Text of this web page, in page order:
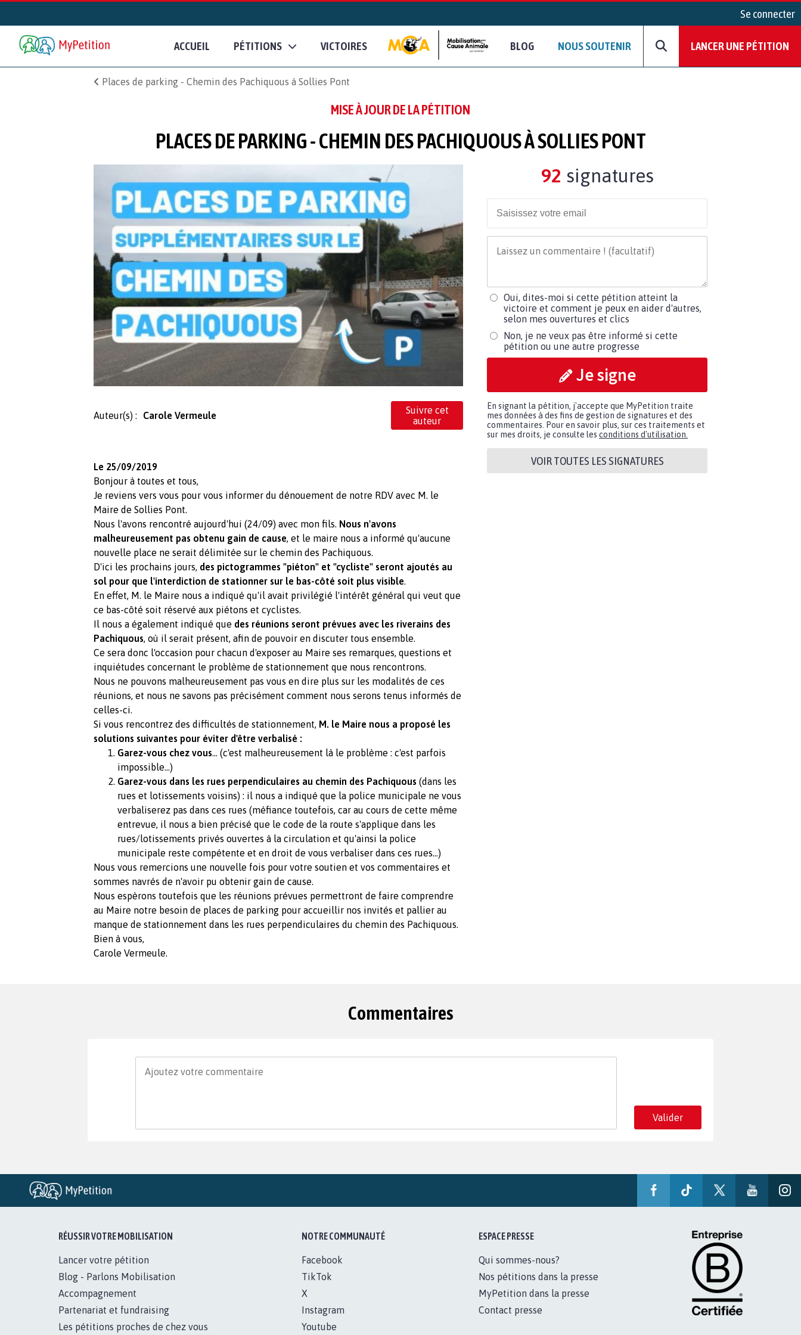
Se connecter
ACCUEIL PÉTITIONS VICTOIRES BLOG NOUS SOUTENIR LANCER UNE PÉTITION
Places de parking - Chemin des Pachiquous à Sollies Pont
MISE À JOUR DE LA PÉTITION
PLACES DE PARKING - CHEMIN DES PACHIQUOUS À SOLLIES PONT
Auteur(s) : Carole Vermeule
Suivre cet
auteur
Le 25/09/2019
Bonjour à toutes et tous,
Je reviens vers vous pour vous informer du dénouement de notre RDV avec M. le
Maire de Sollies Pont.
Nous l'avons rencontré aujourd'hui (24/09) avec mon fils. Nous n'avons
malheureusement pas obtenu gain de cause, et le maire nous a informé qu'aucune
nouvelle place ne serait délimitée sur le chemin des Pachiquous.
D'ici les prochains jours, des pictogrammes "piéton" et "cycliste" seront ajoutés au
sol pour que l'interdiction de stationner sur le bas-côté soit plus visible.
En effet, M. le Maire nous a indiqué qu'il avait privilégié l'intérêt général qui veut que
ce bas-côté soit réservé aux piétons et cyclistes.
Il nous a également indiqué que des réunions seront prévues avec les riverains des
Pachiquous, où il serait présent, afin de pouvoir en discuter tous ensemble.
Ce sera donc l'occasion pour chacun d'exposer au Maire ses remarques, questions et
inquiétudes concernant le problème de stationnement que nous rencontrons.
Nous ne pouvons malheureusement pas vous en dire plus sur les modalités de ces
réunions, et nous ne savons pas précisément comment nous serons tenus informés de
celles-ci.
Si vous rencontrez des difficultés de stationnement, M. le Maire nous a proposé les
solutions suivantes pour éviter d'être verbalisé :
Garez-vous chez vous... (c'est malheureusement là le problème : c'est parfois
impossible...)
Garez-vous dans les rues perpendiculaires au chemin des Pachiquous (dans les
rues et lotissements voisins) : il nous a indiqué que la police municipale ne vous
verbaliserez pas dans ces rues (méfiance toutefois, car au cours de cette même
entrevue, il nous a bien précisé que le code de la route s'applique dans les
rues/lotissements privés ouvertes à la circulation et qu'ainsi la police
municipale reste compétente et en droit de vous verbaliser dans ces rues...)
Nous vous remercions une nouvelle fois pour votre soutien et vos commentaires et
sommes navrés de n'avoir pu obtenir gain de cause.
Nous espèrons toutefois que les réunions prévues permettront de faire comprendre
au Maire notre besoin de places de parking pour accueillir nos invités et pallier au
manque de stationnement dans les rues perpendiculaires du chemin des Pachiquous.
Bien à vous,
Carole Vermeule.
92 signatures
Oui, dites-moi si cette pétition atteint la
victoire et comment je peux en aider d'autres,
selon mes ouvertures et clics
Non, je ne veux pas être informé si cette
pétition ou une autre progresse
Je signe
En signant la pétition, j'accepte que MyPetition traite
mes données à des fins de gestion de signatures et des
commentaires. Pour en savoir plus, sur ces traitements et
sur mes droits, je consulte les conditions d'utilisation.
VOIR TOUTES LES SIGNATURES
Commentaires
Valider
RÉUSSIR VOTRE MOBILISATION
Lancer votre pétition
Blog - Parlons Mobilisation
Accompagnement
Partenariat et fundraising
Les pétitions proches de chez vous
NOTRE COMMUNAUTÉ
Facebook
TikTok
X
Instagram
Youtube
ESPACE PRESSE
Qui sommes-nous?
Nos pétitions dans la presse
MyPetition dans la presse
Contact presse